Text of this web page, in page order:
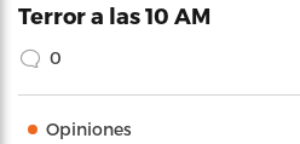
Terror a las 10 AM
0
Opiniones